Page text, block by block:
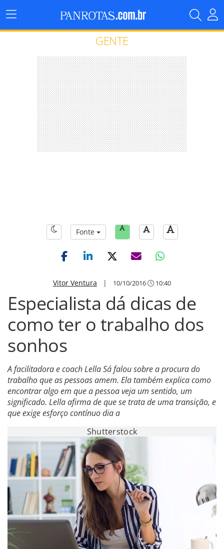
Menu
Principal
GENTE
Fonte
Vitor Ventura | 10/10/2016 10:40
Especialista dá dicas de
como ter o trabalho dos
sonhos
A facilitadora e coach Lella Sá falou sobre a procura do
trabalho que as pessoas amem. Ela também explica como
encontrar algo em que a pessoa veja um sentido, um
significado. Lella afirma de que se trata de uma transição, e
que exige esforço contínuo dia a
Shutterstock